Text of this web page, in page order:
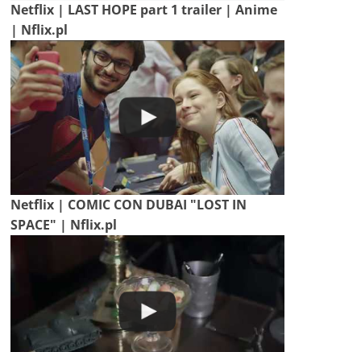
Netflix | LAST HOPE part 1 trailer | Anime
| Nflix.pl
Netflix | COMIC CON DUBAI "LOST IN
SPACE" | Nflix.pl